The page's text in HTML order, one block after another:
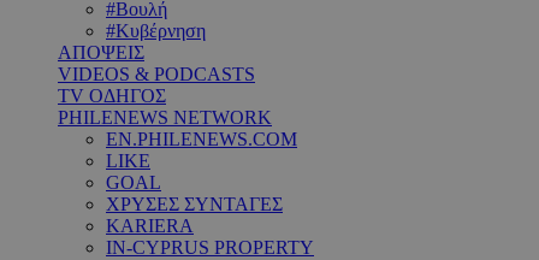
#Βουλή
#Κυβέρνηση
ΑΠΟΨΕΙΣ
VIDEOS & PODCASTS
TV ΟΔΗΓΟΣ
PHILENEWS NETWORK
EN.PHILENEWS.COM
LIKE
GOAL
ΧΡΥΣΕΣ ΣΥΝΤΑΓΕΣ
KARIERA
IN-CYPRUS PROPERTY